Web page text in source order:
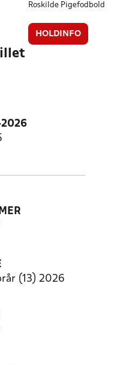
Roskilde Pigefodbold
HOLDINFO
2026
(13) 2026